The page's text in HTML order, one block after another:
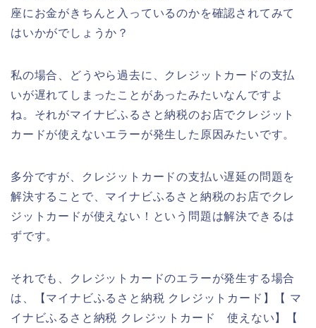
座にお金がきちんと入っているのかを確認されてみて
はいかがでしょうか？
私の場合、どうやら過去に、クレジットカードの支払
いが遅れてしまったことがあったみたいなんですよ
ね。それがマイナビふるさと納税のお店でクレジット
カードが使えないエラーが発生した原因みたいです。
多分ですが、クレジットカードの支払い遅延の問題を
解決することで、マイナビふるさと納税のお店でクレ
ジットカードが使えない！という問題は解決できるは
ずです。
それでも、クレジットカードのエラーが発生する場合
は、【マイナビふるさと納税 クレジットカード】【 マ
イナビふるさと納税 クレジットカード 使えない】【